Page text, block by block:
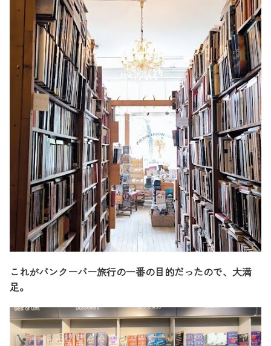
これがバンクーバー旅行の一番の目的だったので、大満
足。